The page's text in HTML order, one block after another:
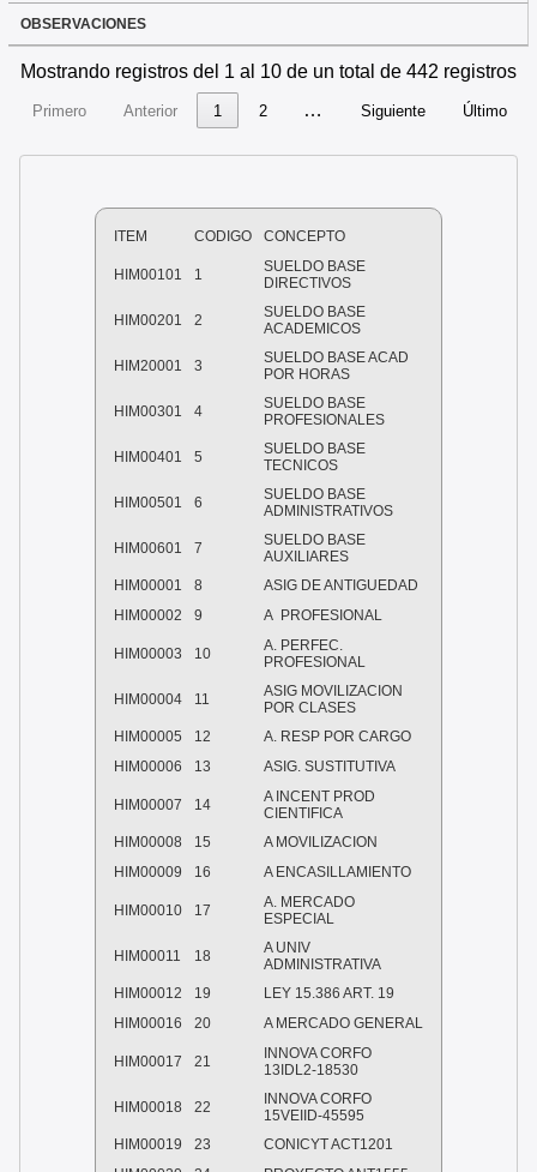
OBSERVACIONES
Mostrando registros del 1 al 10 de un total de 442 registros
Primero Anterior 1 2 … Siguiente Último
ITEM CODIGO CONCEPTO
HIM00101 1
SUELDO BASE
DIRECTIVOS
HIM00201 2
SUELDO BASE
ACADEMICOS
HIM20001 3
SUELDO BASE ACAD
POR HORAS
HIM00301 4
SUELDO BASE
PROFESIONALES
HIM00401 5
SUELDO BASE
TECNICOS
HIM00501 6
SUELDO BASE
ADMINISTRATIVOS
HIM00601 7
SUELDO BASE
AUXILIARES
HIM00001
8
ASIG DE ANTIGUEDAD
HIM00002
9 A PROFESIONAL
HIM00003 10
A. PERFEC.
PROFESIONAL
HIM00004 11
ASIG MOVILIZACION
POR CLASES
HIM00005
12
A. RESP POR CARGO
HIM00006
13 ASIG. SUSTITUTIVA
HIM00007 14
A INCENT PROD
CIENTIFICA
HIM00008
15
A MOVILIZACION
HIM00009
16 A ENCASILLAMIENTO
HIM00010 17
A. MERCADO
ESPECIAL
HIM00011 18
A UNIV
ADMINISTRATIVA
HIM00012
19
LEY 15.386 ART. 19
HIM00016
20 A MERCADO GENERAL
HIM00017 21
INNOVA CORFO
13IDL2-18530
HIM00018 22
INNOVA CORFO
15VEIID-45595
HIM00019
23
CONICYT ACT1201